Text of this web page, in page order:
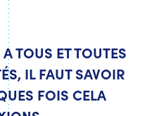
TOUS ET TOUTES
IL FAUT SAVOIR
FOIS CELA